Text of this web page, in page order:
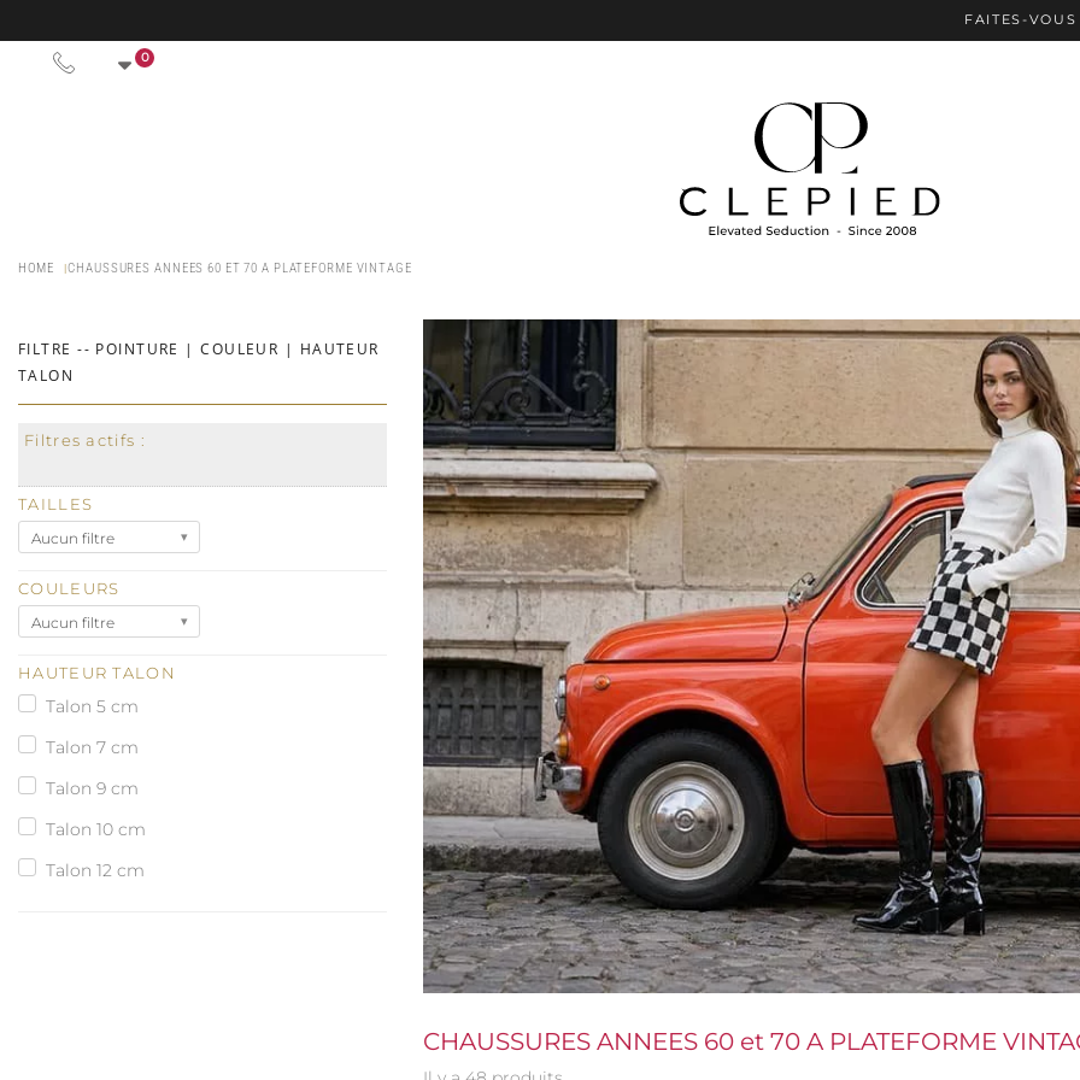
FAITES-VOUS PLAISIR AVEC
0
HOME CHAUSSURES ANNEES 60 ET 70 A PLATEFORME VINTAGE
FILTRE -- POINTURE | COULEUR | HAUTEUR
TALON
Filtres actifs :
TAILLES
Aucun filtre
COULEURS
Aucun filtre
HAUTEUR TALON
Talon 5 cm
Talon 7 cm
Talon 9 cm
Talon 10 cm
Talon 12 cm
CHAUSSURES ANNEES 60 et 70 A PLATEFORME